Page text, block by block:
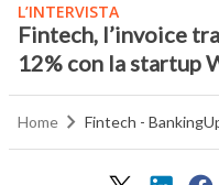
L’INTERVISTA
Fintech, l’invoice
12% con la startup
Home Fintech -